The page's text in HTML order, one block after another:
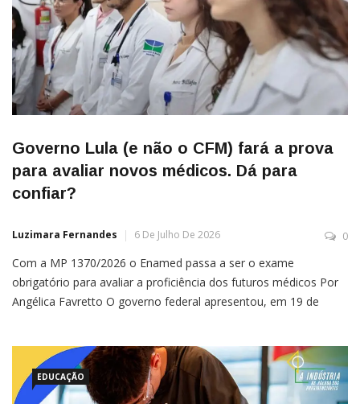
Governo Lula (e não o CFM) fará a prova
para avaliar novos médicos. Dá para
confiar?
Luzimara Fernandes 6 De Julho De 2026 0
Com a MP 1370/2026 o Enamed passa a ser o exame
obrigatório para avaliar a proficiência dos futuros médicos Por
Angélica Favretto O governo federal apresentou, em 19 de
os estudantes de medicina consigam obter o registro […]
EDUCAÇÃO